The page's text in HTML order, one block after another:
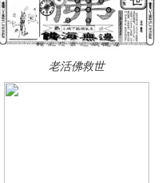
老活佛救世